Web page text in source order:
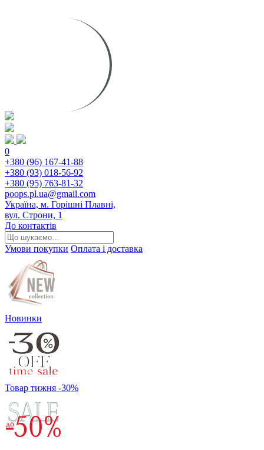
0
+380 (96) 167-41-88
+380 (93) 018-56-92
+380 (95) 763-81-32
poops.pl.ua@gmail.com
Україна, м. Горішні Плавні,
вул. Строни, 1
До контактів
Умови покупки Оплата і доставка
Новинки
Товар тижня -30%